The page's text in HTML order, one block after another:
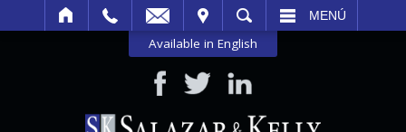
BUSCAR MENÚ
Available in English